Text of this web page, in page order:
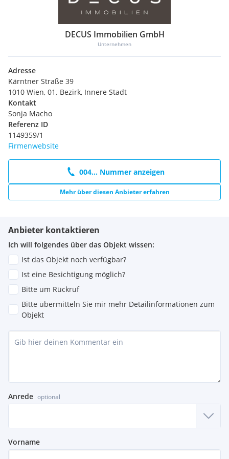
Ausstattung und Zustand:
auf Fotos ersichtlich
Heizung | Gastherme (Umbau erforderlich)
keine Betriebsanlagengenehmigung vorhanden
(Mietersache)
Hinweis:die zur Verfügung stehenden Pläne, werden samt
Exposé-Unterlagen gerne übermittelt
liegt vor
Heizwärmebedarf: 158,80kWh/m².a
Stellplätze:
auf Anfrage
Verkehrsanbindung:
mit der Straßenbahnlinie
der Autobuslinie 63A nachMeidlingmitAnschluss U4,sowie
Niederhofstraßemit AnschlussU6 in 14 Minuten
Alle Angaben ohne Gewähr, Irrtümer und Änderungen
vorbehalten.
DECUS Immobilien GmbH
Unternehmen
Adresse
Kärntner Straße 39
1010 Wien, 01. Bezirk, Innere Stadt
Kontakt
Sonja Macho
Referenz ID
1149359/1
Firmenwebsite
004... Nummer anzeigen
Mehr über diesen Anbieter erfahren
Anbieter kontaktieren
Ich will folgendes über das Objekt wissen:
Ist das Objekt noch verfügbar?
Ist eine Besichtigung möglich?
Bitte um Rückruf
Bitte übermitteln Sie mir mehr Detailinformationen zum
Objekt
Anrede optional
Vorname